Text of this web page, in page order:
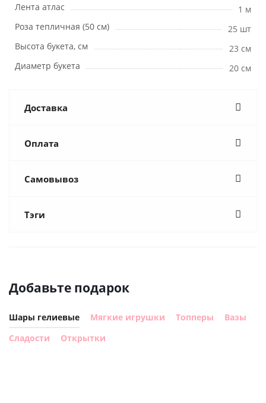
Лента атлас
1 м
Роза тепличная (50 см)
25 шт
Высота букета, см
23 см
Диаметр букета
20 см
Доставка
Оплата
Самовывоз
Тэги
Добавьте подарок
Шары гелиевые Мягкие игрушки Топперы
Вазы
Сладости
Открытки